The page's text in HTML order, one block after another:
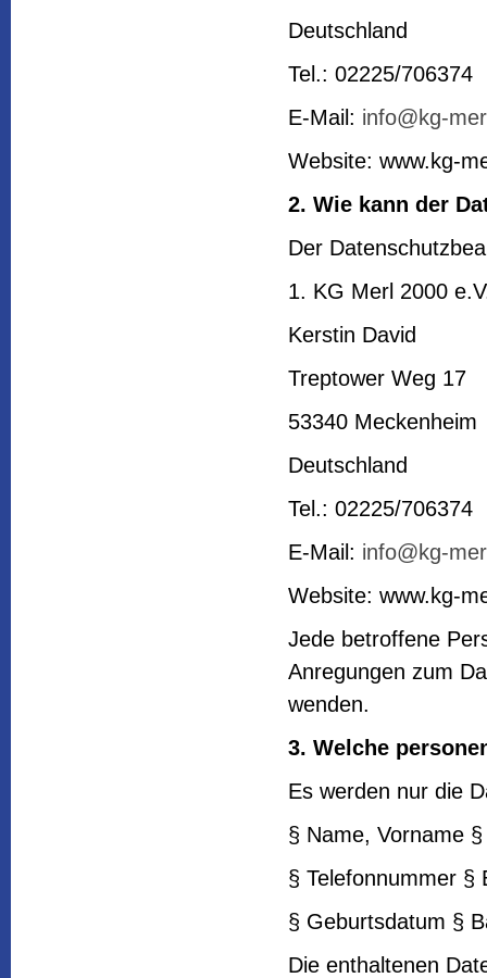
Deutschland
Tel.: 02225/706374
E-Mail: info@kg-
Website: www.kg-
2. Wie kann der
Der
1. KG Merl 2000
Kerstin David
Treptower Weg 17
53340 Meckenheim
Deutschland
Tel.: 02225/706374
E-Mail: info@kg-
Website: www.kg-
Jede betroffene
Anregungen zum
wenden.
3. Welche
Es werden nur die
§ Name, Vorname
§ Telefonnummer §
§ Geburtsdatum §
Die enthaltenen